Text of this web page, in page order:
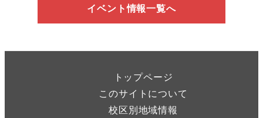
イベント情報一覧へ
トップページ
このサイトについて
校区別地域情報